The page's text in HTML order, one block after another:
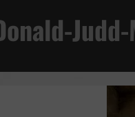
NOSOTROS | SHUTTER